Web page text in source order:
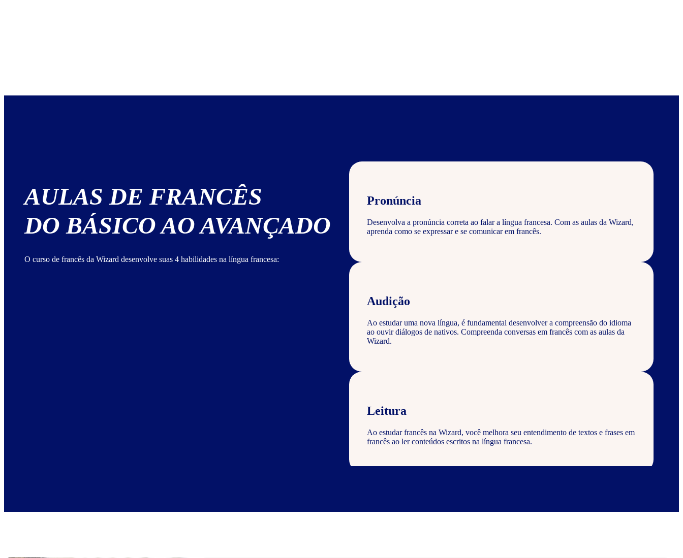
AULAS DE FRANCÊS
DO BÁSICO AO AVANÇADO
O curso de francês da Wizard desenvolve suas 4 habilidades na língua francesa:
Pronúncia
Desenvolva a pronúncia correta ao falar a língua francesa. Com as aulas da Wizard,
aprenda como se expressar e se comunicar em francês.
Audição
Ao estudar uma nova língua, é fundamental desenvolver a compreensão do idioma
ao ouvir diálogos de nativos. Compreenda conversas em francês com as aulas da
Wizard.
Leitura
Ao estudar francês na Wizard, você melhora seu entendimento de textos e frases em
francês ao ler conteúdos escritos na língua francesa.
Escrita